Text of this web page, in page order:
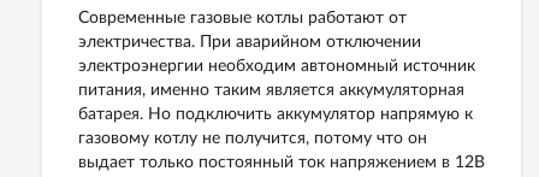
Современные газовые котлы работают от
электричества. При аварийном отключении
электроэнергии необходим автономный источник
питания, именно таким является аккумуляторная
батарея. Но подключить аккумулятор напрямую к
газовому котлу не получится, потому что он
выдает только постоянный ток напряжением в 12В